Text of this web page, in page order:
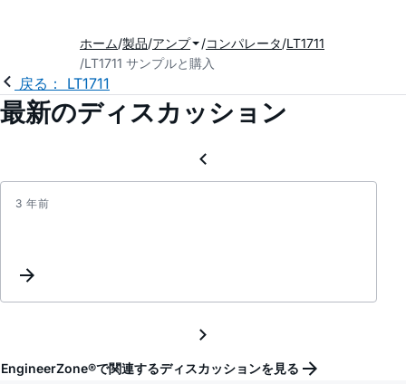
ホーム 製品 アンプ コンパレータ LT1711
LT1711 サンプルと購入
戻る： LT1711
最新のディスカッション
3 年前
EngineerZone®で関連するディスカッションを見る